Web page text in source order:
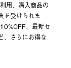
用、購入商品の
を受けられま
、最新セ
、さらにお得な